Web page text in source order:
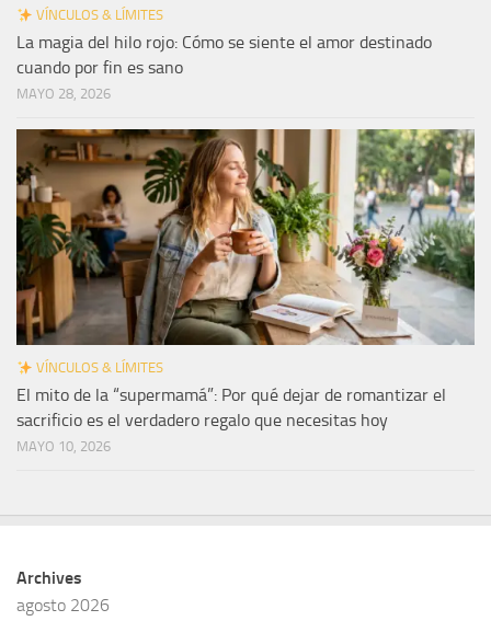
VÍNCULOS & LÍMITES
La magia del hilo rojo: Cómo se siente el amor destinado
cuando por fin es sano
MAYO 28, 2026
VÍNCULOS & LÍMITES
El mito de la “supermamá”: Por qué dejar de romantizar el
sacrificio es el verdadero regalo que necesitas hoy
MAYO 10, 2026
Archives
agosto 2026